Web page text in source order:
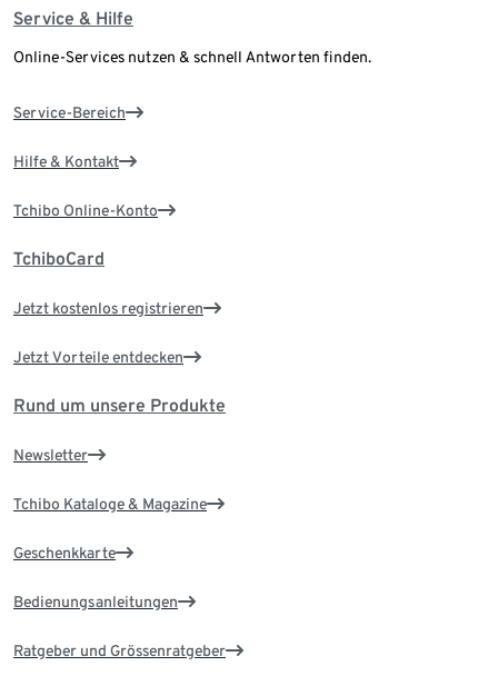
Service & Hilfe
Online-Services nutzen & schnell Antworten finden.
Service-Bereich
Hilfe & Kontakt
Tchibo Online-Konto
TchiboCard
Jetzt kostenlos registrieren
Jetzt Vorteile entdecken
Rund um unsere Produkte
Newsletter
Tchibo Kataloge & Magazine
Geschenkkarte
Bedienungsanleitungen
Ratgeber und Grössenratgeber